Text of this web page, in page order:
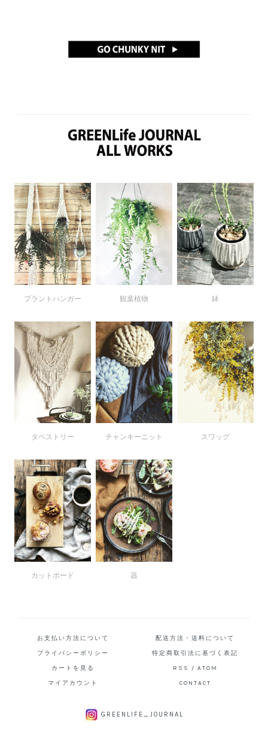
プラントハンガー 観葉植物 鉢
タペストリー チャンキーニット スワッグ
カットボード 器
お支払い方法について 配送方法・送料について
プライバシーポリシー 特定商取引法に基づく表記
カートを見る RSS / ATOM
マイアカウント CONTACT
GREENLIFE_JOURNAL